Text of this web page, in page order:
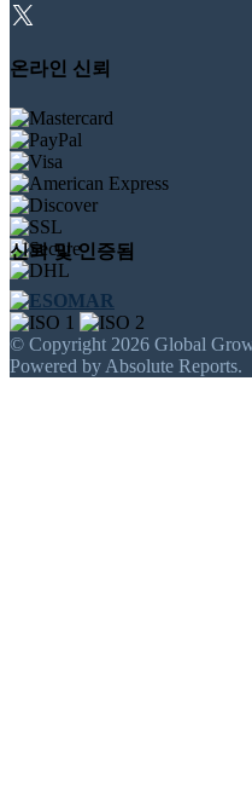
온라인 신뢰
신뢰 및 인증됨
© Copyright 2026 Global
Powered by Absolute Reports.